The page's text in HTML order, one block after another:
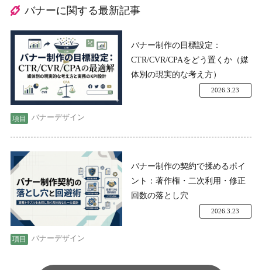
バナーに関する最新記事
バナー制作の目標設定：
CTR/CVR/CPAをどう置くか（媒
体別の現実的な考え方）
バナーデザイン
2026.3.23
バナー制作の契約で揉めるポイ
ント：著作権・二次利用・修正
回数の落とし穴
バナーデザイン
2026.3.23